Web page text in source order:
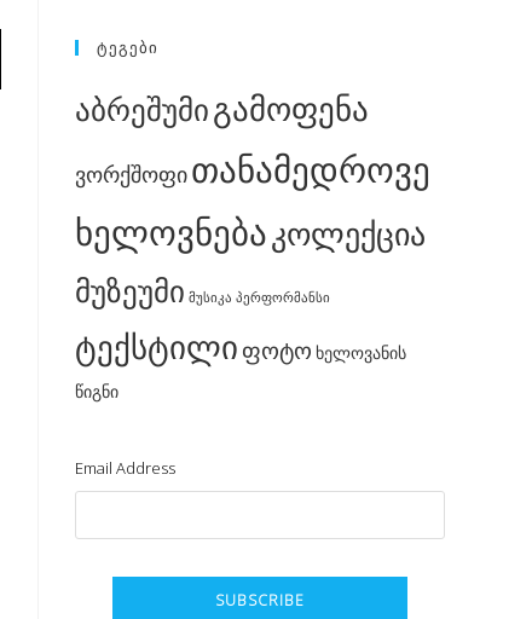
ᲢᲔᲒᲔᲑᲘ
აბრეშუმიგამოფენა
ვორქშოფითანამედროვე
ხელოვნებაკოლექცია
მუზეუმი მუსიკა პერფორმანსი
ტექსტილიფოტო ხელოვანის
წიგნი
Email Address